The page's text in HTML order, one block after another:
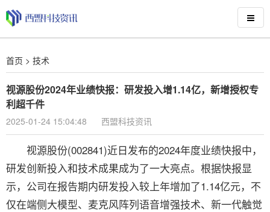
首页 > 技术
视源股份2024年业绩快报：研发投入增1.14亿，新增授权专
利超千件
2025-01-24 15:04:48 西盟科技资讯
视源股份(002841)近日发布的2024年度业绩快报中，
研发创新投入和技术成果成为了一大亮点。根据快报显
示，公司在报告期内研发投入较上年增加了1.14亿元，不
仅在端侧大模型、麦克风阵列语音增强技术、新一代触觉